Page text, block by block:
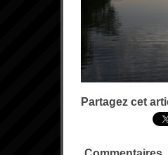
Partagez cet